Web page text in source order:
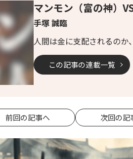
マンモン（富の神）
手塚 誠臨
人間は金に支配されるの
この記事の連載一覧
前回の記事へ 次回の記